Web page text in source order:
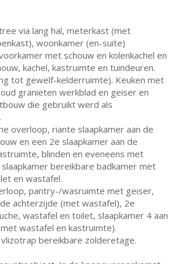
via lang hal, meterkast (met
woonkamer (en-suite)
met schouw en kolenkachel en
kachel, kastruimte en tuindeuren.
tot gewelf-kelderruimte). Keuken met
granieten werkblad en geiser en
die gebruikt werd als
overloop, riante slaapkamer aan de
en een 2e slaapkamer aan de
blinden en eveneens met
slaapkamer bereikbare badkamer met
en wastafel.
pantry-/wasruimte met geiser,
achterzijde (met wastafel), 2e
wastafel en toilet, slaapkamer 4 aan
wastafel en kastruimte).
bereikbare zolderetage.